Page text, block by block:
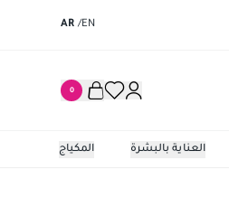
EN
/
AR
0
المكياج العناية بالبشرة